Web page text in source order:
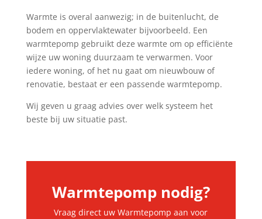
Warmte is overal aanwezig; in de buitenlucht, de
bodem en oppervlaktewater bijvoorbeeld. Een
warmtepomp gebruikt deze warmte om op efficiënte
wijze uw woning duurzaam te verwarmen. Voor
iedere woning, of het nu gaat om nieuwbouw of
renovatie, bestaat er een passende warmtepomp.
Wij geven u graag advies over welk systeem het
beste bij uw situatie past.
Warmtepomp nodig?
Vraag direct uw Warmtepomp aan voor